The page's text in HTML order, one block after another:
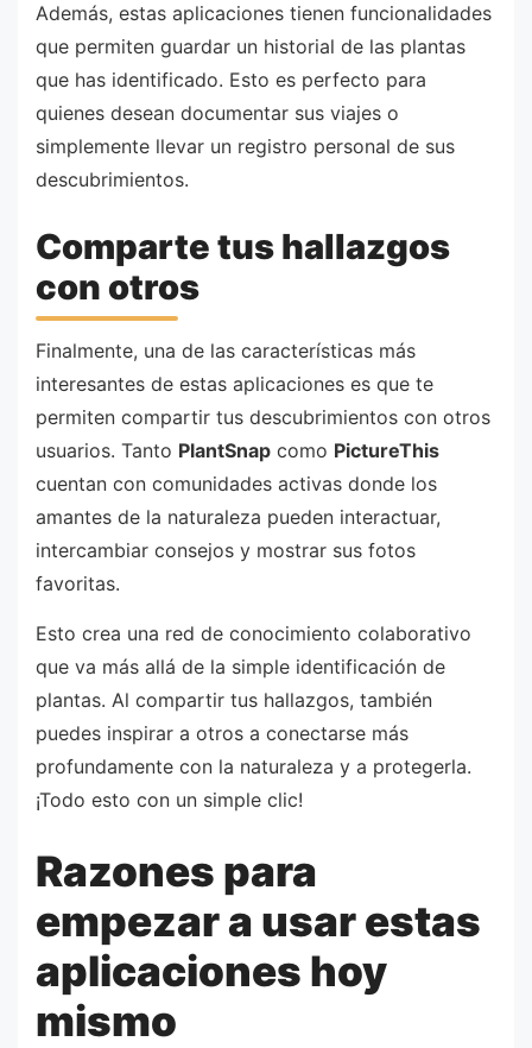
Además, estas aplicaciones tienen funcionalidades
que permiten guardar un historial de las plantas
que has identificado. Esto es perfecto para
quienes desean documentar sus viajes o
simplemente llevar un registro personal de sus
descubrimientos.
Comparte tus hallazgos
con otros
Finalmente, una de las características más
interesantes de estas aplicaciones es que te
permiten compartir tus descubrimientos con otros
usuarios. Tanto PlantSnap como PictureThis
cuentan con comunidades activas donde los
amantes de la naturaleza pueden interactuar,
intercambiar consejos y mostrar sus fotos
favoritas.
Esto crea una red de conocimiento colaborativo
que va más allá de la simple identificación de
plantas. Al compartir tus hallazgos, también
puedes inspirar a otros a conectarse más
profundamente con la naturaleza y a protegerla.
¡Todo esto con un simple clic!
Razones para
empezar a usar estas
aplicaciones hoy
mismo